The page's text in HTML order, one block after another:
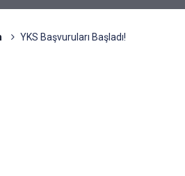
YKS Başvuruları Başladı!